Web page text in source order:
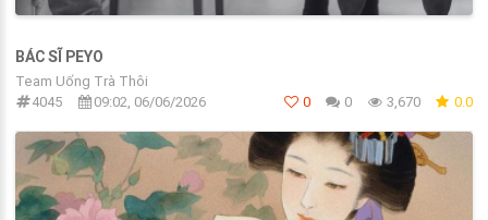
BÁC SĨ PEYO
Team Uống Trà Thôi
4045
09:02, 06/06/2026 0 0 3,670 0.0